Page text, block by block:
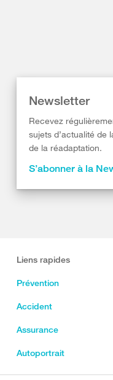
Newsletter
Recevez
sujets d’actualité de
de la réadaptation.
S’abonner à la
Liens rapides
Prévention
Accident
Assurance
Autoportrait